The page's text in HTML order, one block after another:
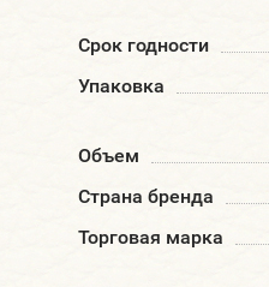
Срок годности
Упаковка
Объем
Страна бренда
Торговая марка